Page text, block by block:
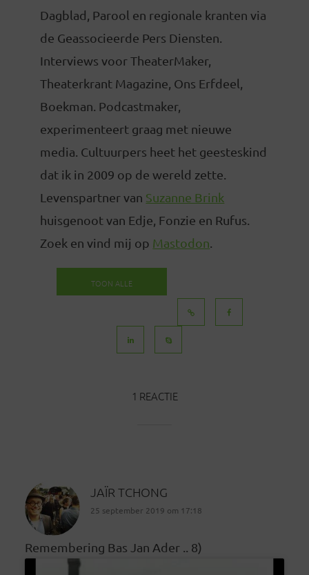
Dagblad, Parool en regionale kranten via
de Geassocieerde Pers Diensten.
Interviews voor TheaterMaker,
Theaterkrant Magazine, Ons Erfdeel,
Boekman. Podcastmaker,
experimenteert graag met nieuwe
media. Cultuurpers heet het geesteskind
dat ik in 2009 op de wereld zette.
Levenspartner van Suzanne Brink
huisgenoot van Edje, Fonzie en Rufus.
Zoek en vind mij op Mastodon
TOON ALLE
1 REACTIE
JAÏR TCHONG
25 september 2019 om 17:18
Remembering Bas Jan Ader .. 8)